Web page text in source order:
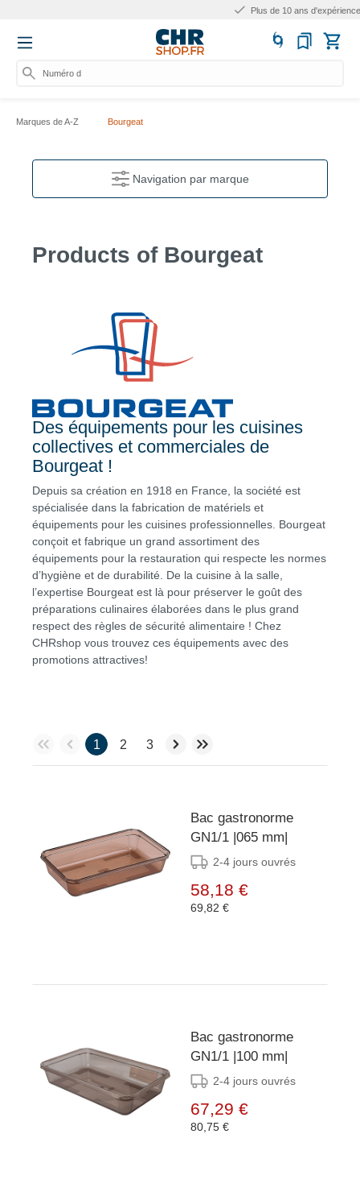
Plus de 10 ans d'expérience
Numéro d'arti
Marques de A-Z Bourgeat
Navigation par marque
Products of Bourgeat
Des équipements pour les cuisines
collectives et commerciales de
Bourgeat !
Depuis sa création en 1918 en France, la société est
spécialisée dans la fabrication de matériels et
équipements pour les cuisines professionnelles. Bourgeat
conçoit et fabrique un grand assortiment des
équipements pour la restauration qui respecte les normes
d’hygiène et de durabilité. De la cuisine à la salle,
l’expertise Bourgeat est là pour préserver le goût des
préparations culinaires élaborées dans le plus grand
respect des règles de sécurité alimentaire ! Chez
CHRshop vous trouvez ces équipements avec des
promotions attractives!
1 2 3
Bac gastronorme
GN1/1 |065 mm|
2-4 jours ouvrés
58,18 €
69,82 €
Bac gastronorme
GN1/1 |100 mm|
2-4 jours ouvrés
67,29 €
80,75 €